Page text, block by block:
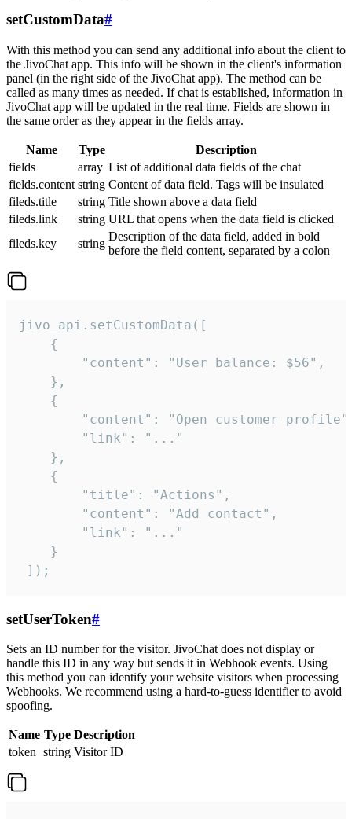
setCustomData#
With this method you can send any additional info about the client to
the JivoChat app. This info will be shown in the client's information
panel (in the right side of the JivoChat app). The method can be
called as many times as needed. If chat is established, information in
JivoChat app will be updated in the real time. Fields are shown in
the same order as they appear in the fields array.
Name Type
Description
fields
array List of additional data fields of the chat
fields.content string Content of data field. Tags will be insulated
fileds.title
string Title shown above a data field
fileds.link
string URL that opens when the data field is clicked
fileds.key
string
Description of the data field, added in bold
before the field content, separated by a colon
jivo_api.setCustomData([
    {
        "content": "User balance: $56",
    },
    {
"content": "Open customer
        "link": "..."
    },
    {
        "title": "Actions",
        "content": "Add contact",
        "link": "..."
    }
]);
setUserToken#
Sets an ID number for the visitor. JivoChat does not display or
handle this ID in any way but sends it in Webhook events. Using
this method you can identify your website visitors when processing
Webhooks. We recommend using a hard-to-guess identifier to avoid
spoofing.
Name Type Description
token string Visitor ID